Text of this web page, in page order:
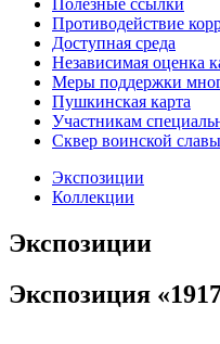
Полезные ссылки
Противодействие
Доступная среда
Независимая оценка
Меры поддержки
Пушкинская карта
Участникам
Сквер воинской славы
Экспозиции
Коллекции
Экспозиции
Экспозиция